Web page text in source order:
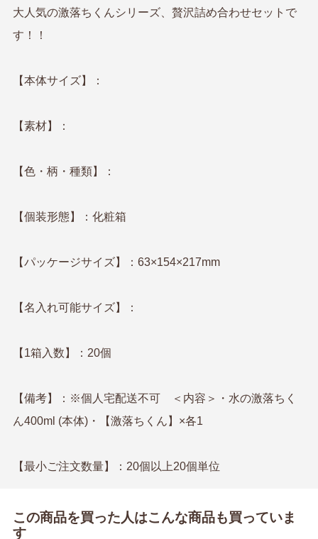
大人気の激落ちくんシリーズ、贅沢詰め合わせセットで
す！！
【本体サイズ】：
【素材】：
【色・柄・種類】：
【個装形態】：化粧箱
【パッケージサイズ】：63×154×217mm
【名入れ可能サイズ】：
【1箱入数】：20個
【備考】：※個人宅配送不可 ＜内容＞・水の激落ちく
ん400ml (本体)・【激落ちくん】×各1
【最小ご注文数量】：20個以上20個単位
この商品を買った人はこんな商品も買っていま
す